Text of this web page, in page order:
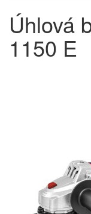
Úhlová
1150 E